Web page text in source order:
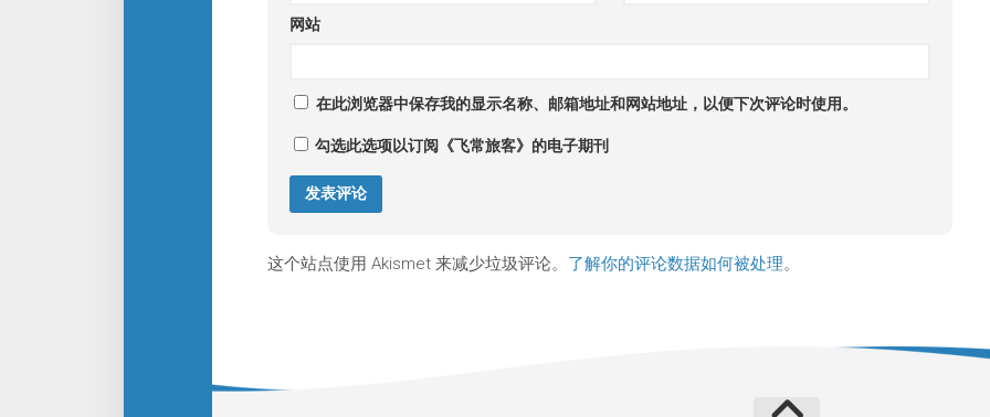
网站
在此浏览器中保存我的显示名称、邮箱地址和网站地址，以便下次评论时使用。
勾选此选项以订阅《飞常旅客》的电子期刊
这个站点使用 Akismet 来减少垃圾评论。 了解你的评论数据如何被处理。